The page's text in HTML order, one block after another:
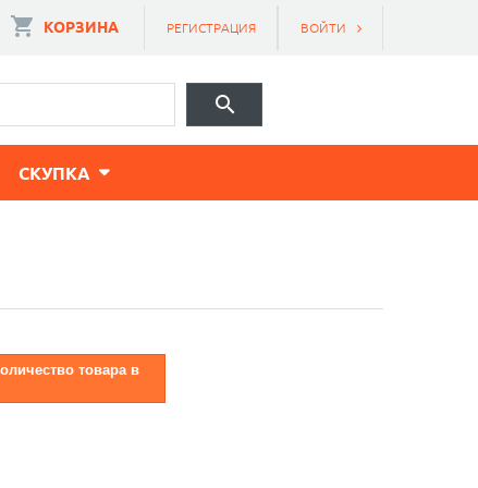
ВОЙТИ
РЕГИСТРАЦИЯ
КОРЗИНА
CКУПКА
товара в